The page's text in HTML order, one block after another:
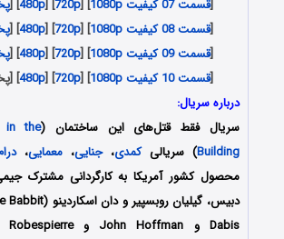
[قسمت 07 کیفیت 1080p ] [
720p
] [
480p
] [
[قسمت 08 کیفیت 1080p ] [
720p
] [
480p
] [
[قسمت 09 کیفیت 1080p ] [
720p
] [
480p
] [
[قسمت 10 کیفیت 1080p ] [
720p
] [
480p
]
درباره سریال:
سریال فقط قتل‌های این ساختمان (in the
Building) سریالیکمدی،جنایی، معمایی،
محصول کشور آمریکا به کارگردانی مشترک